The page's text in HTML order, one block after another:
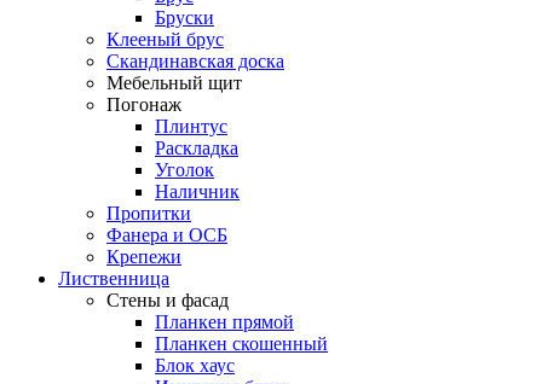
Бруски
Клееный брус
Скандинавская доска
Мебельный щит
Погонаж
Плинтус
Раскладка
Уголок
Наличник
Пропитки
Фанера и ОСБ
Крепежи
Лиственница
Стены и фасад
Планкен прямой
Планкен скошенный
Блок хаус